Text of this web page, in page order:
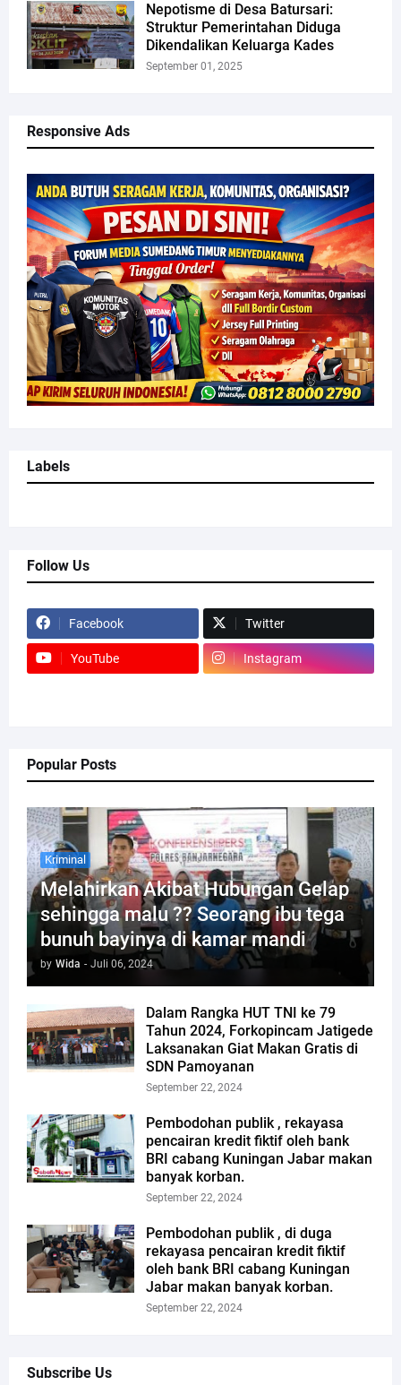
Nepotisme di Desa Batursari:
Struktur Pemerintahan Diduga
Dikendalikan Keluarga Kades
September 01, 2025
Responsive Ads
Labels
Follow Us
Facebook Twitter
YouTube Instagram
Popular Posts
Kriminal
Melahirkan Akibat Hubungan Gelap
sehingga malu ?? Seorang ibu tega
bunuh bayinya di kamar mandi
by Wida - Juli 06, 2024
Dalam Rangka HUT TNI ke 79
Tahun 2024, Forkopincam Jatigede
Laksanakan Giat Makan Gratis di
SDN Pamoyanan
September 22, 2024
Pembodohan publik , rekayasa
pencairan kredit fiktif oleh bank
BRI cabang Kuningan Jabar makan
banyak korban.
September 22, 2024
Pembodohan publik , di duga
rekayasa pencairan kredit fiktif
oleh bank BRI cabang Kuningan
Jabar makan banyak korban.
September 22, 2024
Subscribe Us